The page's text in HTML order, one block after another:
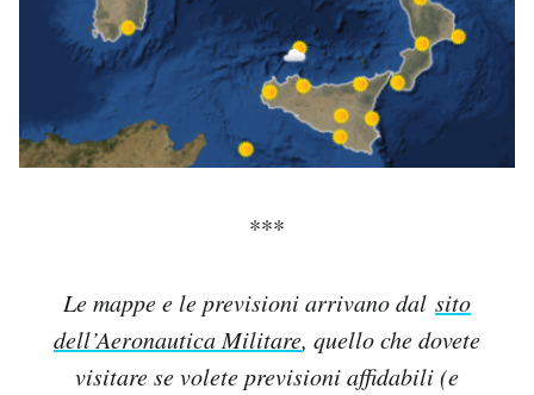
***
Le mappe e le previsioni arrivano dal sito
dell’Aeronautica Militare, quello che dovete
visitare se volete previsioni affidabili (e